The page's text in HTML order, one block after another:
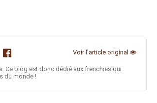
Voir l'article original
Ce blog est donc dédié aux frenchies qui
du monde !